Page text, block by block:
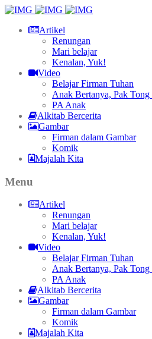
Artikel
Renungan
Mari belajar
Kenalan, Yuk!
Video
Belajar Firman Tuhan
Anak Bertanya, Pak
PA Anak
Alkitab Bercerita
Gambar
Firman dalam Gambar
Komik
Majalah Kita
Menu
Artikel
Renungan
Mari belajar
Kenalan, Yuk!
Video
Belajar Firman Tuhan
Anak Bertanya, Pak
PA Anak
Alkitab Bercerita
Gambar
Firman dalam Gambar
Komik
Majalah Kita